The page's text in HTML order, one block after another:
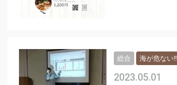
2023.05.01
総合 海が危ない‼️